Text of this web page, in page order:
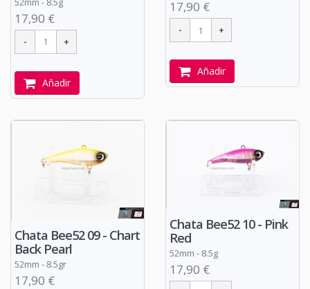
17,90 €
Añadir
17,90 €
Añadir
Chata Bee52 09 - Chart
Back Pearl
52mm - 8.5gr
17,90 €
Chata Bee52 10 - Pink
Red
52mm - 8.5g
17,90 €